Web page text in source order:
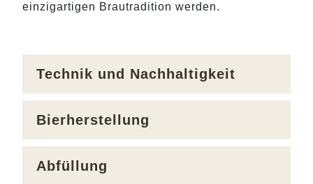
einzigartigen Brautradition werden.
Technik und Nachhaltigkeit
Bierherstellung
Abfüllung